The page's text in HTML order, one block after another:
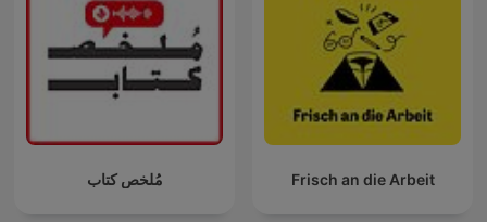
مُلخص كتاب Frisch an die Arbeit